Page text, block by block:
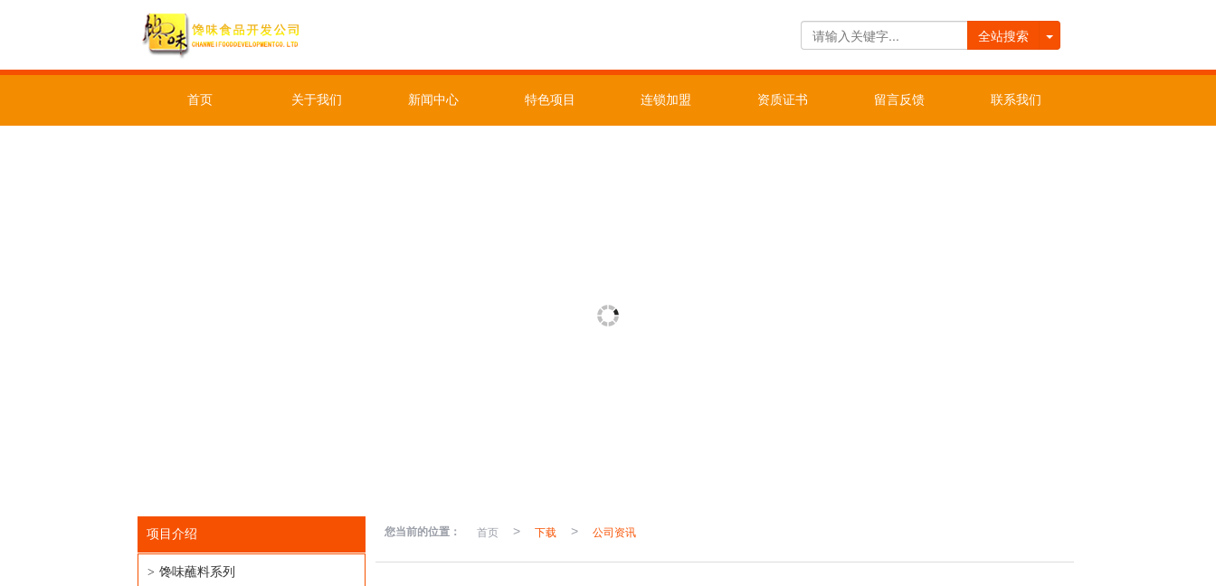
全站搜索
首页 关于我们 新闻中心 特色项目 连锁加盟 资质证书 留言反馈 联系我们
您当前的位置： 首页 > 下载 > 公司资讯
项目介绍
> 馋味蘸料系列